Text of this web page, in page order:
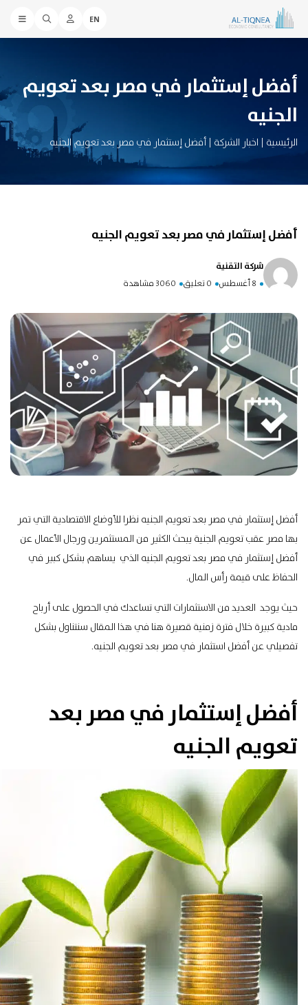
EN
أفضل إستثمار في مصر بعد تعويم
الجنيه
الرئيسية | اخبار الشركة | أفضل إستثمار في مصر بعد تعويم الجنيه
أفضل إستثمار في مصر بعد تعويم الجنيه
شركة التقنية
8 أغسطس 0 تعليق 3060 مشاهدة
أفضل إستثمار في مصر بعد تعويم الجنيه نظرا للأوضاع الاقتصادية التي تمر
بها مصر عقب تعويم الجنية يبحث الكثير من المستثمرين ورجال الأعمال عن
أفضل إستثمار في مصر بعد تعويم الجنيه الذي يساهم بشكل كبير في
الحفاظ على قيمة رأس المال.
حيث يوجد العديد من الاستثمارات التي تساعدك في الحصول على أرباح
مادية كبيرة خلال فترة زمنية قصيرة هنا في هذا المقال سنتناول بشكل
تفصيلي عن أفضل استثمار في مصر بعد تعويم الجنيه.
أفضل إستثمار في مصر بعد
تعويم الجنيه